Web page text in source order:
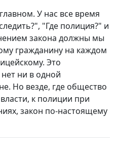
У нас все время
"Где полиция?" и
закона должны мы
гражданину на каждом
Это
ни в одной
Но везде, где общество
к полиции при
закон по-настоящему